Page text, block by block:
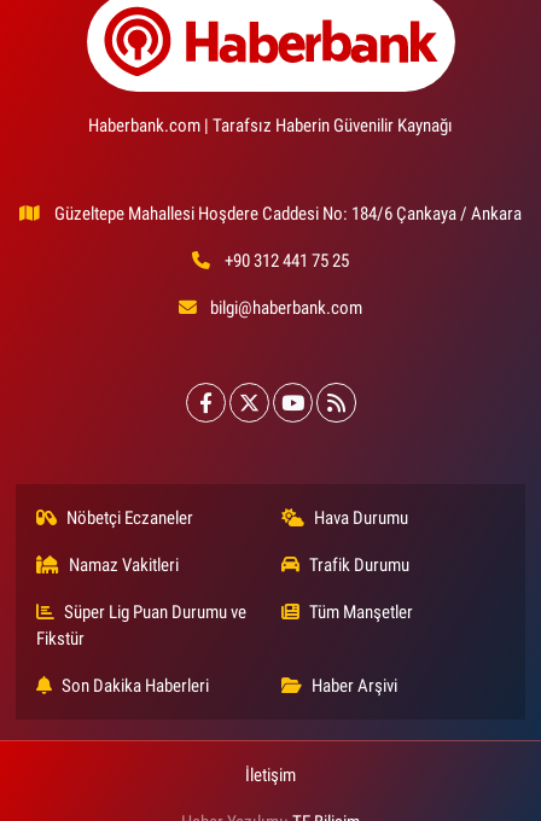
Haberbank.com | Tarafsız Haberin Güvenilir Kaynağı
Güzeltepe Mahallesi Hoşdere Caddesi No: 184/6 Çankaya / Ankara
+90 312 441 75 25
bilgi@haberbank.com
Nöbetçi Eczaneler Hava Durumu
Namaz Vakitleri Trafik Durumu
Süper Lig Puan Durumu ve
Fikstür
Tüm Manşetler
Son Dakika Haberleri Haber Arşivi
İletişim